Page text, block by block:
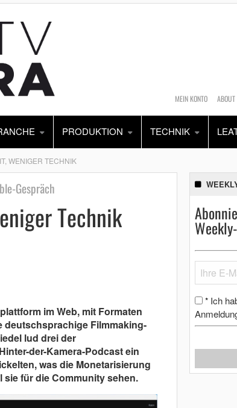
MEIN KONTO
PRODUKTION TECHNIK
WENIGER TECHNIK
Gespräch
Technik
im Web, mit Formaten
deutschsprachige Filmmaking-
lud drei der
der-Kamera-Podcast ein
was die Monetarisierung
für die Community sehen.
* Ich